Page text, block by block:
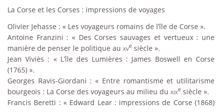
La Corse et les Corses : impressions de voyages
Olivier Jehasse : « Les voyageurs romains de l’île de Corse ».
Antoine Franzini : « Des Corses sauvages et vertueux : une
manière de penser le politique au xve siècle ».
Jean Viviès : « L’île des Lumières : James Boswell en Corse
(1765) ».
Georges Ravis-Giordani : « Entre romantisme et utilitarisme
bourgeois : La Corse des voyageurs au milieu du xixe siècle ».
Francis Beretti : « Edward Lear : impressions de Corse (1868)